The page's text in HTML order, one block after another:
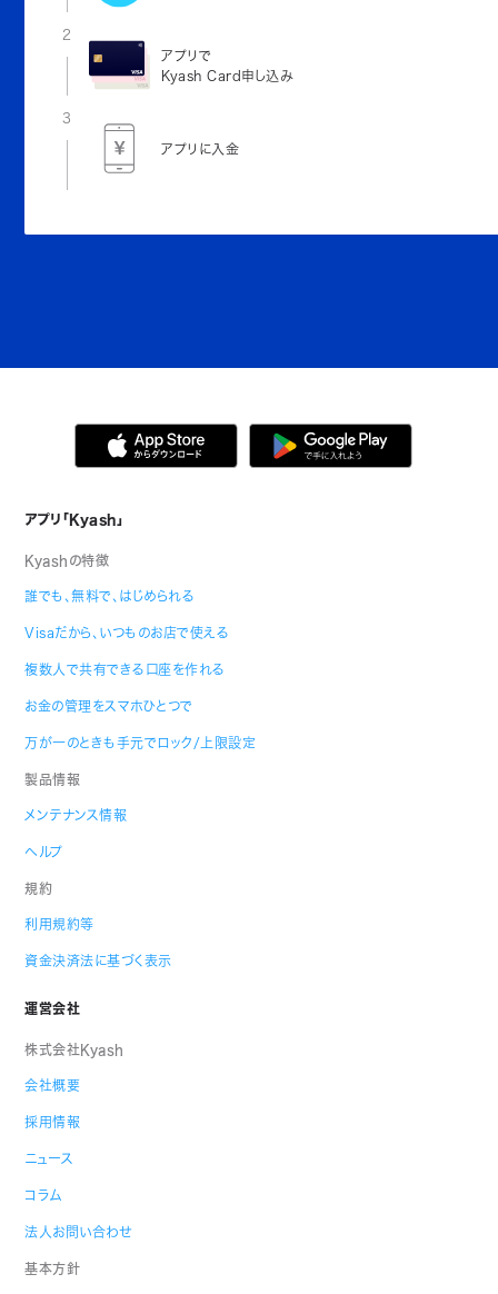
2
アプリで
Kyash Card申し込み
3
アプリに入金
アプリ「Kyash」
Kyashの特徴
誰でも、無料で、はじめられる
Visaだから、いつものお店で使える
複数人で共有できる口座を作れる
お金の管理をスマホひとつで
万が一のときも手元でロック/上限設定
製品情報
メンテナンス情報
ヘルプ
規約
利用規約等
資金決済法に基づく表示
運営会社
株式会社Kyash
会社概要
採用情報
ニュース
コラム
法人お問い合わせ
基本方針